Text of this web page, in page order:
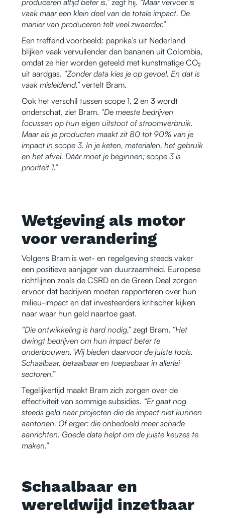
vaak maar een klein deel van de totale impact. De
manier van produceren telt veel zwaarder.”
Een treffend voorbeeld: paprika’s uit Nederland
blijken vaak vervuilender dan bananen uit Colombia,
omdat ze hier worden geteeld met kunstmatige CO₂
uit aardgas. “Zonder data kies je op gevoel. En dat is
vaak misleidend,”vertelt Bram.
Ook het verschil tussen scope 1, 2 en 3 wordt
onderschat, ziet Bram. “De meeste bedrijven
focussen op hun eigen uitstoot of stroomverbruik.
Maar als je producten maakt zit 80 tot 90% van je
impact in scope 3. In je keten, materialen, het gebruik
en het afval. Dáár moet je beginnen; scope 3 is
prioriteit 1.”
Wetgeving als motor
voor verandering
Volgens Bram is wet- en regelgeving steeds vaker
een positieve aanjager van duurzaamheid. Europese
richtlijnen zoals de CSRD en de Green Deal zorgen
ervoor dat bedrijven moeten rapporteren over hun
milieu-impact en dat investeerders kritischer kijken
naar waar hun geld naartoe gaat.
“Die ontwikkeling is hard nodig,”zegt Bram. “Het
dwingt bedrijven om hun impact beter te
onderbouwen. Wij bieden daarvoor de juiste tools.
Schaalbaar, betaalbaar en toepasbaar in allerlei
sectoren.”
Tegelijkertijd maakt Bram zich zorgen over de
effectiviteit van sommige subsidies. “Er gaat nog
steeds geld naar projecten die de impact niet kunnen
aantonen. Of erger: die onbedoeld meer schade
aanrichten. Goede data helpt om de juiste keuzes te
maken.”
Schaalbaar en
wereldwijd inzetbaar